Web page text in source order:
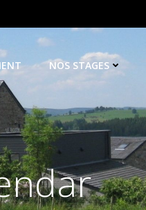
NOS STAGES